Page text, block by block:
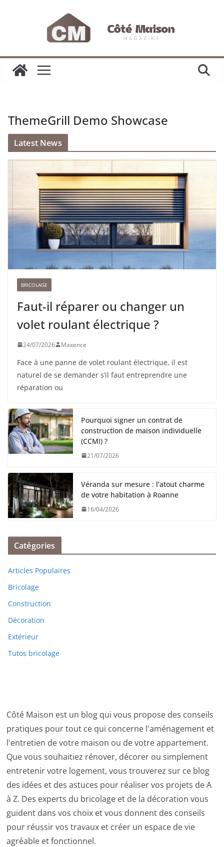
ThemeGrill Demo Showcase
Latest News
BRICOLAGE
Faut-il réparer ou changer un
volet roulant électrique ?
24/07/2026 Maxence
Face à une panne de volet roulant électrique, il est
naturel de se demander s’il faut entreprendre une
réparation ou
Pourquoi signer un contrat de
construction de maison individuelle
(CCMI) ?
21/07/2026
Véranda sur mesure : l’atout charme
de votre habitation à Roanne
16/04/2026
Catégories
Articles Populaires
Bricolage
Construction
Décoration
Extérieur
Tutos bricolage
Côté Maison est un blog qui vous propose des conseils
pratiques pour tout ce qui concerne l'aménagement et
l'entretien de votre maison ou de votre appartement.
Que vous souhaitiez rénover, décorer ou simplement
entretenir votre logement, vous trouverez sur ce blog
des idées et des astuces pour réaliser vos projets de A
à Z. Des experts du bricolage et de la décoration vous
guident dans vos choix et vous donnent des conseils
pour réussir vos travaux et créer un espace de vie
agréable et fonctionnel.